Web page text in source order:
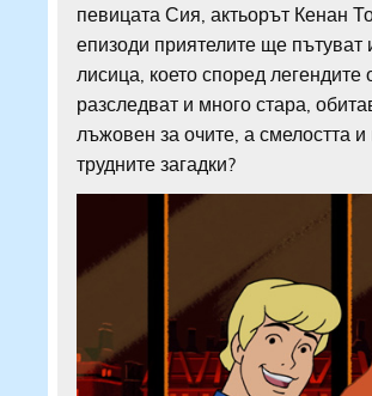
певицата Сия, актьорът Кенан
епизоди приятелите ще
лисица, което според
разследват и много стара,
лъжовен за очите, а смелостта
трудните загадки?